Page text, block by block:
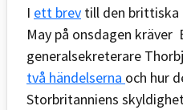
I ett brev till den brittiska
May på onsdagen kräver
generalsekreterare
två händelserna och hur
Storbritanniens